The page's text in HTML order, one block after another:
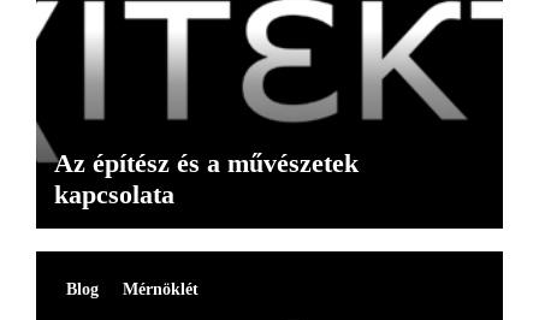
Az építész és a művészetek
kapcsolata
Blog Mérnöklét